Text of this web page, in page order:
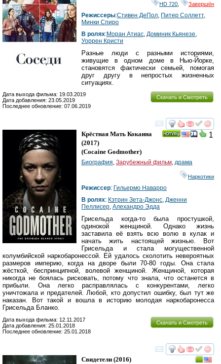
HD 720 Завершён
Режиссеры:Стивен ДеПол Питер Соллетт,
Минки Спиро
В ролях:Моран Атиас Доминик Кьянезе
Уоррен Кристи
Разные люди с разными историями,
живущие в одном доме в Нью-Йорке,
становятся фактически семьей, помогая
друг другу в непростых жизненных
ситуациях.
Скачать и Смотреть
Дата выхода фильма: 19.03.2019
Дата добавления: 23.05.2019
Последнее обновление: 07.06.2019
смотреть
1
Крёстная Мать Кокаина
(2017)
(Cocaine Godmother)
Биография, Зарубежный фильм, драма
Наркотики
Режиссер: Гильермо Наварро
В ролях: Кэтрин Зета-Джонс, Дженни
Пеллисер, Алехандро Эдда
Грисельда когда-то была простушкой,
одинокой женщиной. Однако жизнь
заставила её взять всю волю в кулак и
начать жить настоящей жизнью. Вот
Грисельда и стала могущественной
колумбийской наркобаронессой. Ей удалось сколотить невероятных
размеров империю, когда на дворе были 70-80 годы. Она стала
жёсткой, беспринципной, волевой женщиной. Женщиной, которая
никогда не боялась рисковать, потому что знала, что останется в
прибыли. Она легко расправлялась с конкурентами, легко
уничтожала и предателей. Любой, кто допустил ошибку, был тут же
наказан. Вот такой и вошла в историю молодая наркобаронесса
Грисельда Бланко.
Скачать и Смотреть
Дата выхода фильма: 12.11.2017
Дата добавления: 25.01.2018
Последнее обновление: 25.01.2018
смотреть
Свидетели (2016)